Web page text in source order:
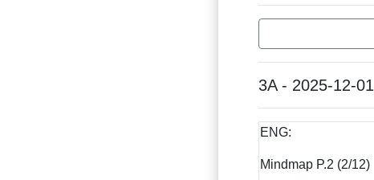
3A - 2025-12-01
ENG:
Mindmap P.2 (2/12)